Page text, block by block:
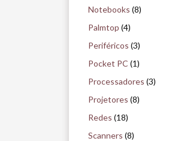
Notebooks (8)
Palmtop (4)
Periféricos (3)
Pocket PC (1)
Processadores (3)
Projetores (8)
Redes (18)
Scanners (8)